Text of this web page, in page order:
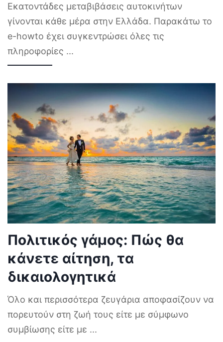
Εκατοντάδες μεταβιβάσεις αυτοκινήτων
γίνονται κάθε μέρα στην Ελλάδα. Παρακάτω το
e-howto έχει συγκεντρώσει όλες τις
πληροφορίες ...
Πολιτικός γάμος: Πώς θα
κάνετε αίτηση, τα
δικαιολογητικά
Όλο και περισσότερα ζευγάρια αποφασίζουν να
πορευτούν στη ζωή τους είτε με σύμφωνο
συμβίωσης είτε με ...